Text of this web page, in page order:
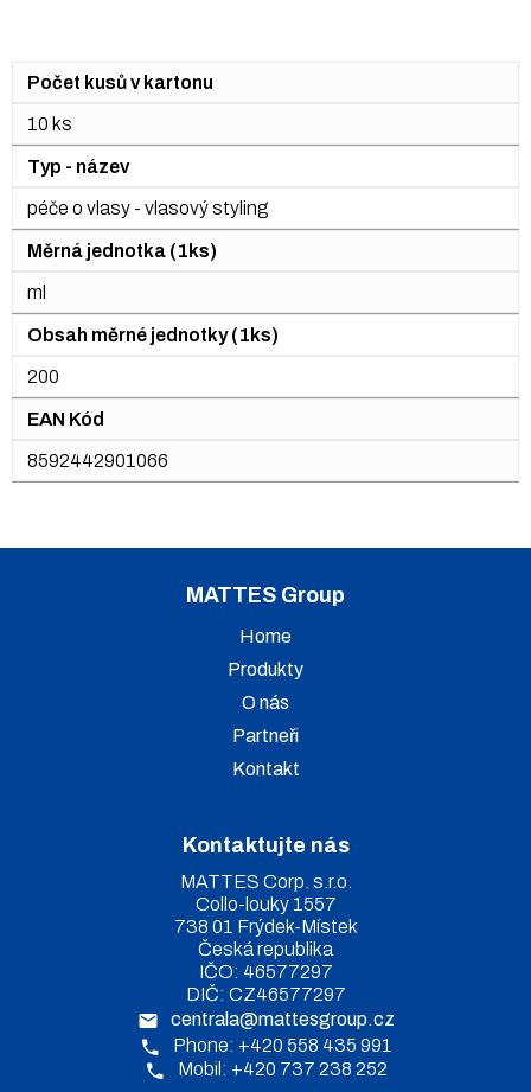
Počet kusů v kartonu
10 ks
Typ - název
péče o vlasy - vlasový styling
Měrná jednotka (1ks)
ml
Obsah měrné jednotky (1ks)
200
EAN Kód
8592442901066
MATTES Group
Home
Produkty
O nás
Partneři
Kontakt
Kontaktujte nás
MATTES Corp. s.r.o.
Collo-louky 1557
738 01 Frýdek-Místek
Česká republika
IČO: 46577297
DIČ: CZ46577297
centrala@mattesgroup.cz
Phone: +420 558 435 991
Mobil: +420 737 238 252